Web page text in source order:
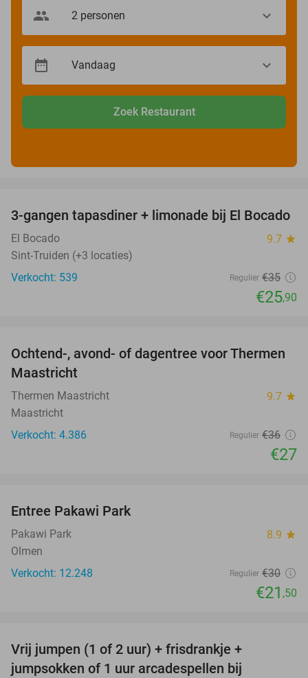
Zoek Restaurant
26%
3-gangen tapasdiner + limonade bij El Bocado
El Bocado 9.7 star
Sint-Truiden (+3 locaties)
Verkocht: 539
Regulier €35
€25,90
25%
Ochtend-, avond- of dagentree voor Thermen
Maastricht
Thermen Maastricht 9.7 star
Maastricht
Verkocht: 4.386
Regulier €36
€27
Entree Pakawi Park
Pakawi Park 8.9 star
Olmen
Verkocht: 12.248
Regulier €30
€21 ,50
Vrij jumpen (1 of 2 uur) + frisdrankje +
jumpsokken of 1 uur arcadespellen bij